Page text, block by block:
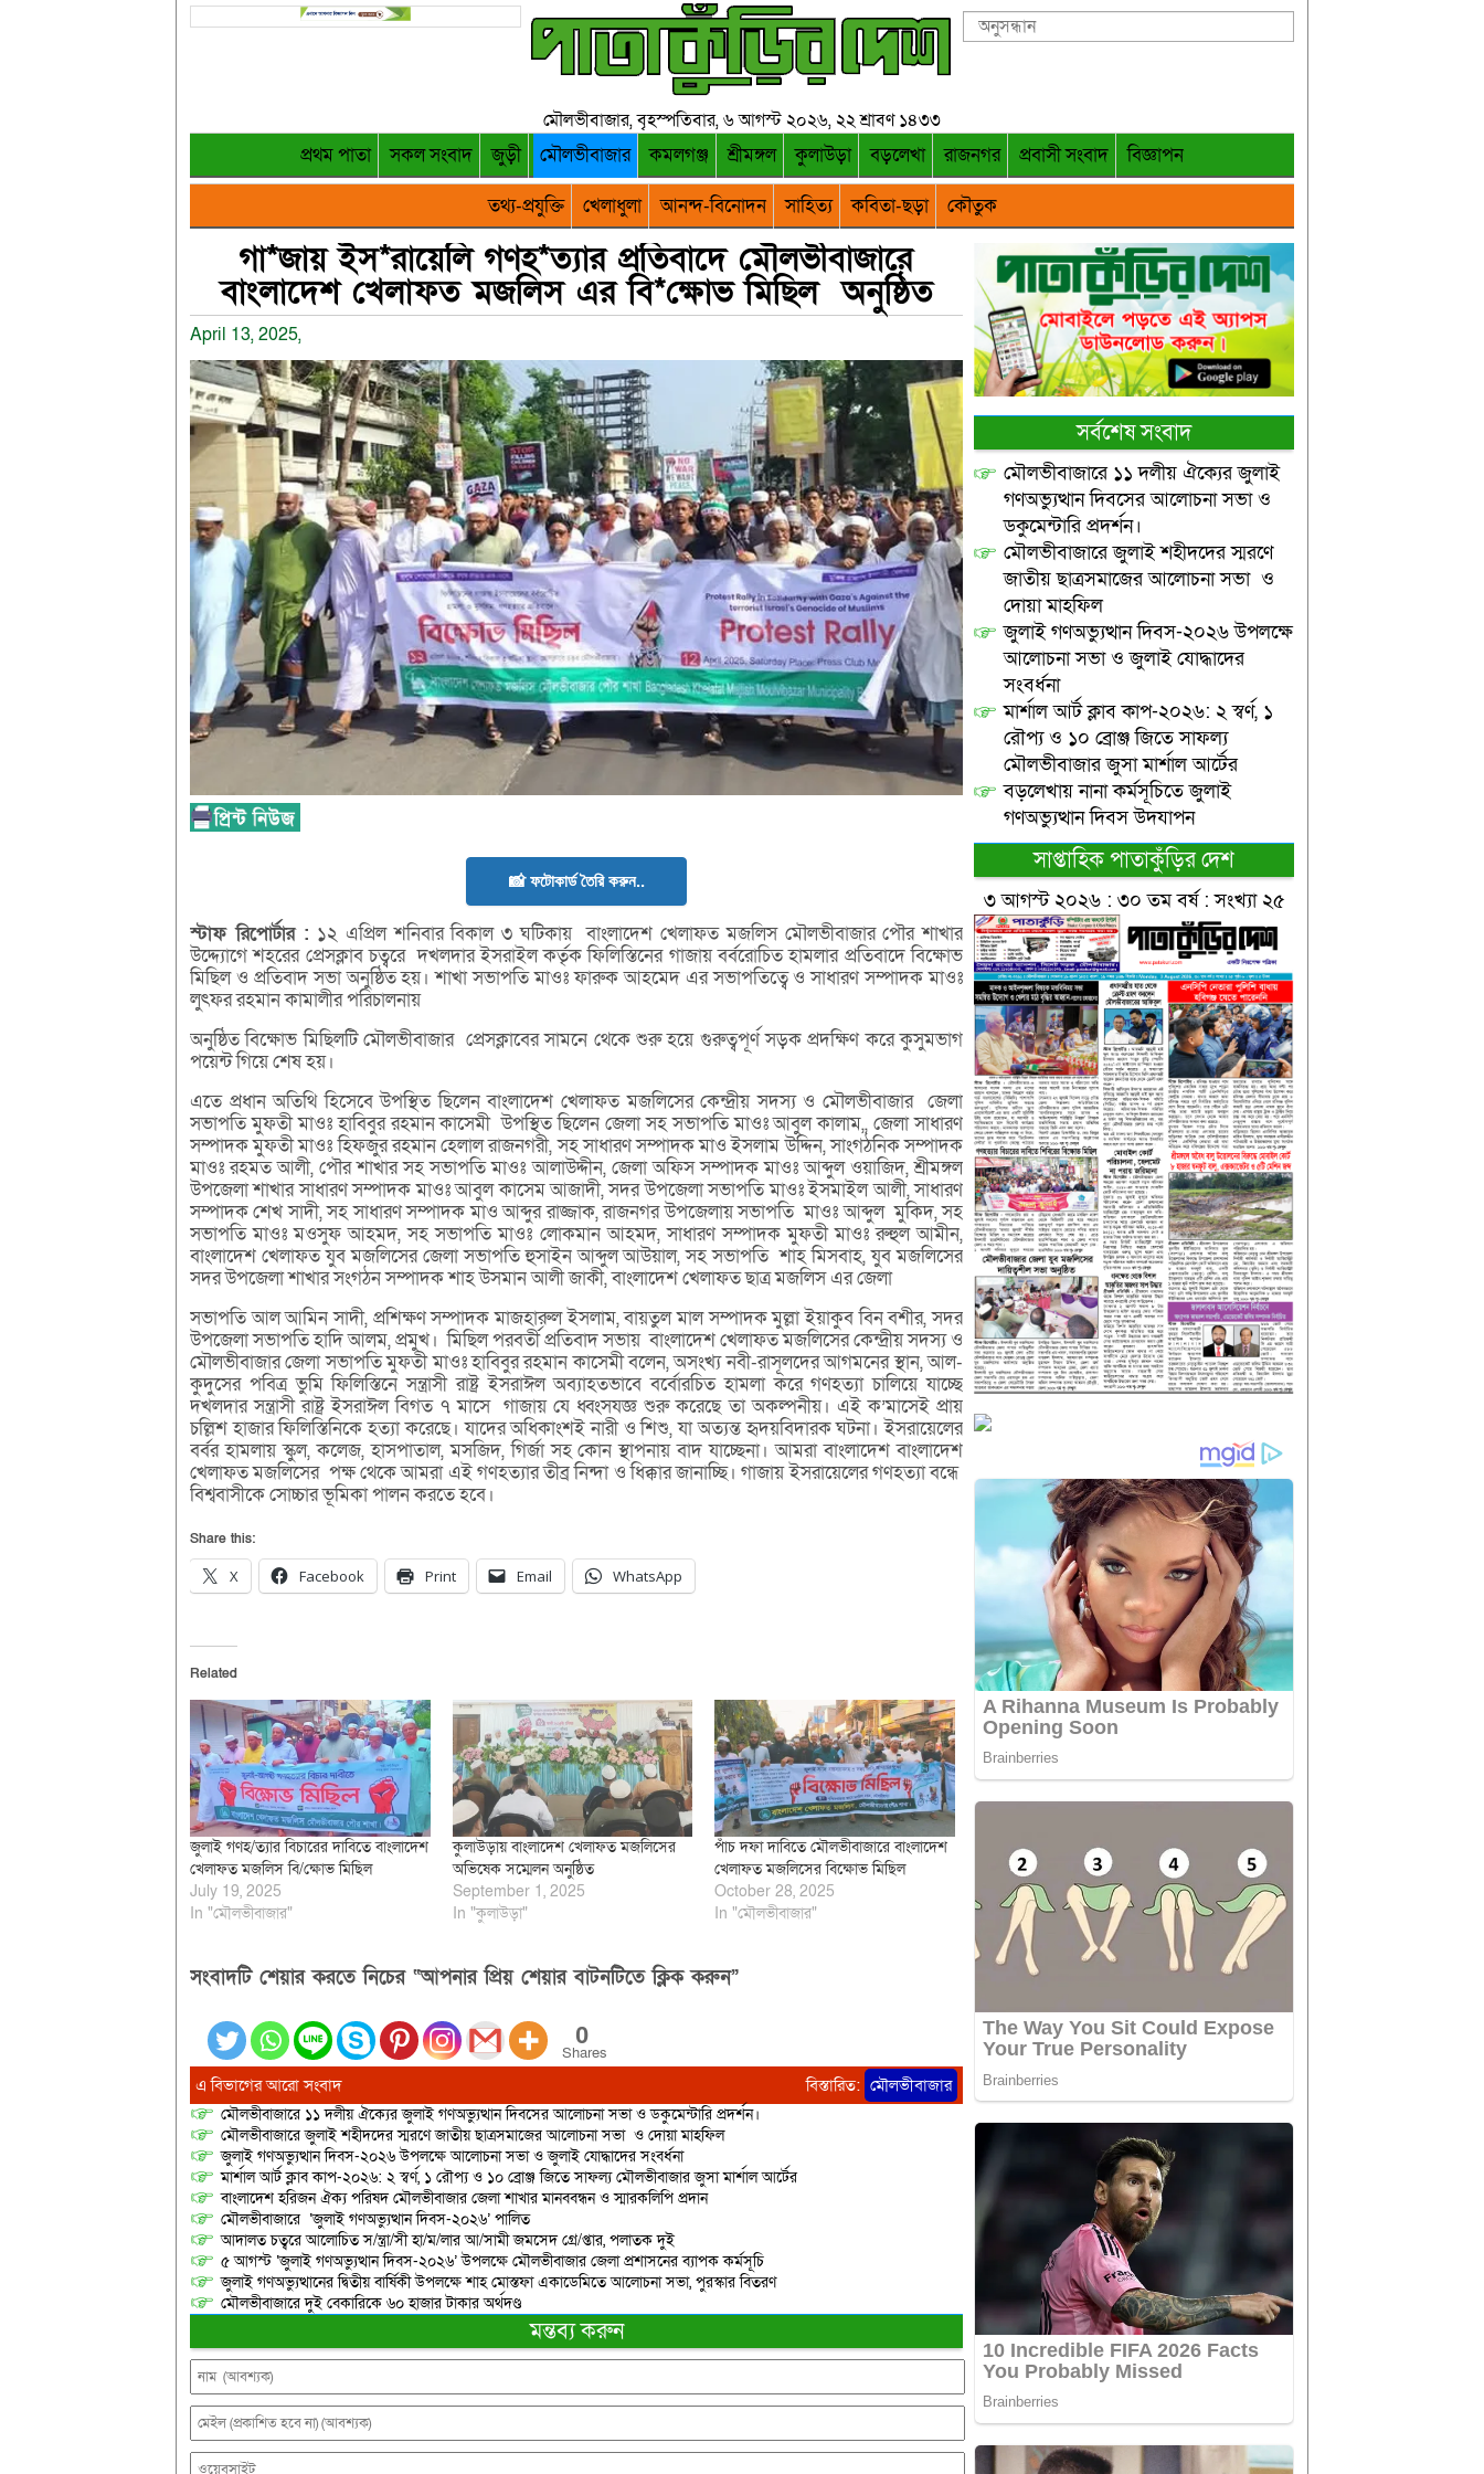
মৌলভীবাজার, বৃহস্পতিবার, ৬ আগস্ট ২০২৬, ২২ শ্রাবণ ১৪৩৩
প্রথম পাতা সকল সংবাদ জুড়ী মৌলভীবাজার কমলগঞ্জ শ্রীমঙ্গল কুলাউড়া বড়লেখা রাজনগর প্রবাসী সংবাদ
বিজ্ঞাপন
তথ্য-প্রযুক্তি
খেলাধুলা আনন্দ-বিনোদন সাহিত্য কবিতা-ছড়া কৌতুক
গা*জায় ইস*রায়েলি গণহ*ত্যার প্রতিবাদে মৌলভীবাজারে
বাংলাদেশ খেলাফত মজলিস এর বি*ক্ষোভ মিছিল অনুষ্ঠিত
April 13, 2025,
📸 ফটোকার্ড তৈরি করুন..
স্টাফরিপোর্টার : ১২ এপ্রিল শনিবার বিকাল ৩ ঘটিকায় বাংলাদেশ খেলাফত মজলিস মৌলভীবাজার পৌর শাখার
উদ্দ্যোগে শহরের প্রেসক্লাব চত্বরে দখলদার ইসরাইল কর্তৃক ফিলিস্তিনের গাজায় বর্বরোচিত হামলার প্রতিবাদে বিক্ষোভ
মিছিল ও প্রতিবাদ সভা অনুষ্ঠিত হয়। শাখা সভাপতি মাওঃ ফারুক আহমেদ এর সভাপতিত্বে ও সাধারণ সম্পাদক মাওঃ
লুৎফর রহমান কামালীর পরিচালনায়
অনুষ্ঠিত বিক্ষোভ মিছিলটি মৌলভীবাজার প্রেসক্লাবের সামনে থেকে শুরু হয়ে গুরুত্বপূর্ণ সড়ক প্রদক্ষিণ করে কুসুমভাগ
পয়েন্ট গিয়ে শেষ হয়।
এতে প্রধান অতিথি হিসেবে উপস্থিত ছিলেন বাংলাদেশ খেলাফত মজলিসের কেন্দ্রীয় সদস্য ও মৌলভীবাজার জেলা
সভাপতি মুফতী মাওঃ হাবিবুর রহমান কাসেমী উপস্থিত ছিলেন জেলা সহ সভাপতি মাওঃ আবুল কালাম,, জেলা সাধারণ
সম্পাদক মুফতী মাওঃ হিফজুর রহমান হেলাল রাজনগরী, সহ সাধারণ সম্পাদক মাও ইসলাম উদ্দিন, সাংগঠনিক সম্পাদক
মাওঃ রহমত আলী, পৌর শাখার সহ সভাপতি মাওঃ আলাউদ্দীন, জেলা অফিস সম্পাদক মাওঃ আব্দুল ওয়াজিদ, শ্রীমঙ্গল
উপজেলা শাখার সাধারণ সম্পাদক মাওঃ আবুল কাসেম আজাদী, সদর উপজেলা সভাপতি মাওঃ ইসমাইল আলী, সাধারণ
সম্পাদক শেখ সাদী, সহ সাধারণ সম্পাদক মাও আব্দুর রাজ্জাক, রাজনগর উপজেলায় সভাপতি মাওঃ আব্দুল মুকিদ, সহ
সভাপতি মাওঃ মওসুফ আহমদ, সহ সভাপতি মাওঃ লোকমান আহমদ, সাধারণ সম্পাদক মুফতী মাওঃ রুহুল আমীন,
বাংলাদেশ খেলাফত যুব মজলিসের জেলা সভাপতি হুসাইন আব্দুল আউয়াল, সহ সভাপতি শাহ মিসবাহ, যুব মজলিসের
সদর উপজেলা শাখার সংগঠন সম্পাদক শাহ উসমান আলী জাকী, বাংলাদেশ খেলাফত ছাত্র মজলিস এর জেলা
সভাপতি আল আমিন সাদী, প্রশিক্ষণ সম্পাদক মাজহারুল ইসলাম, বায়তুল মাল সম্পাদক মুল্লা ইয়াকুব বিন বশীর, সদর
উপজেলা সভাপতি হাদি আলম, প্রমুখ। মিছিল পরবর্তী প্রতিবাদ সভায় বাংলাদেশ খেলাফত মজলিসের কেন্দ্রীয় সদস্য ও
মৌলভীবাজার জেলা সভাপতি মুফতী মাওঃ হাবিবুর রহমান কাসেমী বলেন, অসংখ্য নবী-রাসূলদের আগমনের স্থান, আল-
কুদুসের পবিত্র ভুমি ফিলিস্তিনে সন্ত্রাসী রাষ্ট্র ইসরাঈল অব্যাহতভাবে বর্বোরচিত হামলা করে গণহত্যা চালিয়ে যাচ্ছে
দখলদার সন্ত্রাসী রাষ্ট্র ইসরাঈল বিগত ৭ মাসে গাজায় যে ধ্বংসযজ্ঞ শুরু করেছে তা অকল্পনীয়। এই ক’মাসেই প্রায়
চল্লিশ হাজার ফিলিস্তিনিকে হত্যা করেছে। যাদের অধিকাংশই নারী ও শিশু, যা অত্যন্ত হৃদয়বিদারক ঘটনা। ইসরায়েলের
বর্বর হামলায় স্কুল, কলেজ, হাসপাতাল, মসজিদ, গির্জা সহ কোন স্থাপনায় বাদ যাচ্ছেনা। আমরা বাংলাদেশ বাংলাদেশ
খেলাফত মজলিসের পক্ষ থেকে আমরা এই গণহত্যার তীব্র নিন্দা ও ধিক্কার জানাচ্ছি। গাজায় ইসরায়েলের গণহত্যা বন্ধে
বিশ্ববাসীকে সোচ্চার ভূমিকা পালন করতে হবে।
Share this:
X Facebook Print Email WhatsApp
Related
জুলাই গণহ/ত্যার বিচারের দাবিতে বাংলাদেশ
খেলাফত মজলিস বি/ক্ষোভ মিছিল
July 19, 2025
In "মৌলভীবাজার"
কুলাউড়ায় বাংলাদেশ খেলাফত মজলিসের
অভিষেক সম্মেলন অনুষ্ঠিত
September 1, 2025
In "কুলাউড়া"
পাঁচ দফা দাবিতে মৌলভীবাজারে বাংলাদেশ
খেলাফত মজলিসের বিক্ষোভ মিছিল
October 28, 2025
In "মৌলভীবাজার"
সংবাদটি শেয়ার করতে নিচের “আপনার প্রিয় শেয়ার বাটনটিতে ক্লিক করুন”
0
Shares
এ বিভাগের আরো সংবাদ বিস্তারিত: মৌলভীবাজার
মৌলভীবাজারে ১১ দলীয় ঐক্যের জুলাই গণঅভ্যুত্থান দিবসের আলোচনা সভা ও ডকুমেন্টারি প্রদর্শন।
মৌলভীবাজারে জুলাই শহীদদের স্মরণে জাতীয় ছাত্রসমাজের আলোচনা সভা ও দোয়া মাহফিল
জুলাই গণঅভ্যুত্থান দিবস-২০২৬ উপলক্ষে আলোচনা সভা ও জুলাই যোদ্ধাদের সংবর্ধনা
মার্শাল আর্ট ক্লাব কাপ-২০২৬: ২ স্বর্ণ, ১ রৌপ্য ও ১০ ব্রোঞ্জ জিতে সাফল্য মৌলভীবাজার জুসা মার্শাল আর্টের
বাংলাদেশ হরিজন ঐক্য পরিষদ মৌলভীবাজার জেলা শাখার মানববন্ধন ও স্মারকলিপি প্রদান
মৌলভীবাজারে ‘জুলাই গণঅভ্যুত্থান দিবস-২০২৬’ পালিত
আদালত চত্বরে আলোচিত স/ন্ত্রা/সী হা/ম/লার আ/সামী জমসেদ গ্রে/প্তার, পলাতক দুই
৫ আগস্ট ‘জুলাই গণঅভ্যুত্থান দিবস-২০২৬’ উপলক্ষে মৌলভীবাজার জেলা প্রশাসনের ব্যাপক কর্মসূচি
জুলাই গণঅভ্যুত্থানের দ্বিতীয় বার্ষিকী উপলক্ষে শাহ মোস্তফা একাডেমিতে আলোচনা সভা, পুরস্কার বিতরণ
মৌলভীবাজারে দুই বেকারিকে ৬০ হাজার টাকার অর্থদণ্ড
মন্তব্য করুন
সর্বশেষ সংবাদ
মৌলভীবাজারে ১১ দলীয় ঐক্যের জুলাই
গণঅভ্যুত্থান দিবসের আলোচনা সভা ও
ডকুমেন্টারি প্রদর্শন।
মৌলভীবাজারে জুলাই শহীদদের স্মরণে
জাতীয় ছাত্রসমাজের আলোচনা সভা ও
দোয়া মাহফিল
জুলাই গণঅভ্যুত্থান দিবস-২০২৬ উপলক্ষে
আলোচনা সভা ও জুলাই যোদ্ধাদের
সংবর্ধনা
মার্শাল আর্ট ক্লাব কাপ-২০২৬: ২ স্বর্ণ, ১
রৌপ্য ও ১০ ব্রোঞ্জ জিতে সাফল্য
মৌলভীবাজার জুসা মার্শাল আর্টের
বড়লেখায় নানা কর্মসূচিতে জুলাই
গণঅভ্যুত্থান দিবস উদযাপন
সাপ্তাহিক পাতাকুঁড়ির দেশ
৩ আগস্ট ২০২৬ : ৩০ তম বর্ষ : সংখ্যা ২৫